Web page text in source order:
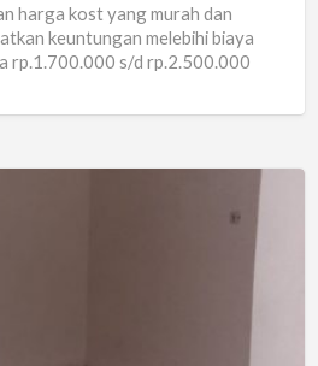
harga kost yang murah dan
keuntungan melebihi biaya
rp.1.700.000 s/d rp.2.500.000